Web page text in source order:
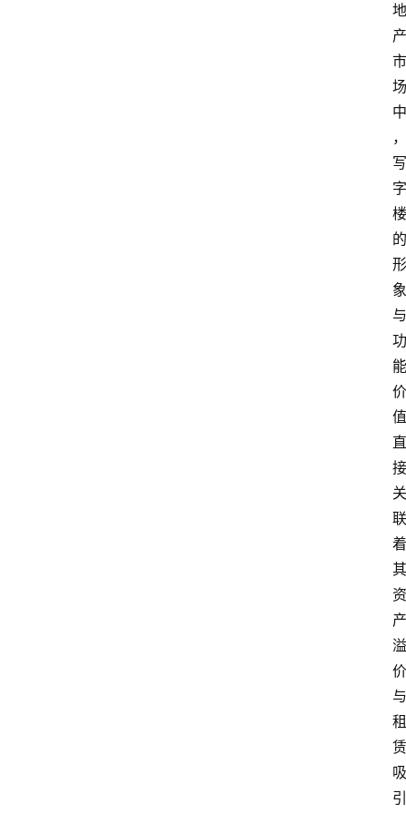
地
产
市
场
中
，
写
字
楼
的
形
象
与
功
能
价
值
直
接
关
联
着
其
资
产
溢
价
与
租
赁
吸
引